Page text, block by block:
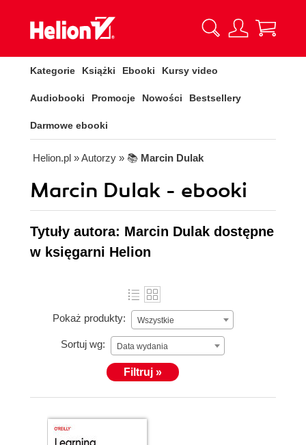
Kategorie Książki Ebooki Kursy video
Audiobooki Promocje Nowości Bestsellery
Darmowe ebooki
Helion.pl » Autorzy » 📚 Marcin Dulak
Marcin Dulak - ebooki
Tytuły autora: Marcin Dulak dostępne
w księgarni Helion
Pokaż produkty: Wszystkie
Sortuj wg: Data wydania
Filtruj »